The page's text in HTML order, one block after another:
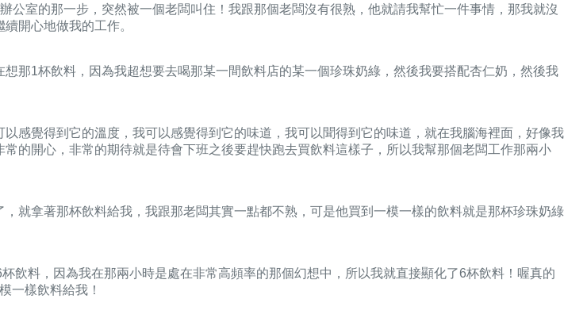
室的那一步，突然被一個老闆叫住！我跟那個老闆沒有很熟，他就請我幫忙一件事情，那我就沒
開心地做我的工作。
那1杯飲料，因為我超想要去喝那某一間飲料店的某一個珍珠奶綠，然後我要搭配杏仁奶，然後我
感覺得到它的溫度，我可以感覺得到它的味道，我可以聞得到它的味道，就在我腦海裡面，好像我
的開心，非常的期待就是待會下班之後要趕快跑去買飲料這樣子，所以我幫那個老闆工作那兩小
就拿著那杯飲料給我，我跟那老闆其實一點都不熟，可是他買到一模一樣的飲料就是那杯珍珠奶綠
飲料，因為我在那兩小時是處在非常高頻率的那個幻想中，所以我就直接顯化了6杯飲料！喔真的
一樣飲料給我！